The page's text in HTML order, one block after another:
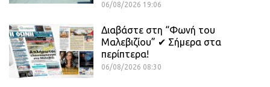
06/08/2026 19:06
Διαβάστε στη “Φωνή του
Μαλεβιζίου” ✔ Σήμερα στα
περίπτερα!
06/08/2026 08:30